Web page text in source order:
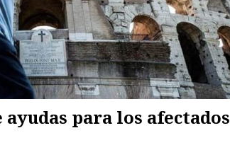
para los afectados